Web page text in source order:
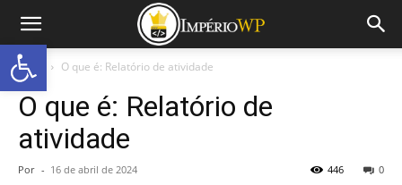
Início O que é: Relatório de atividade
O que é: Relatório de
atividade
Por - 16 de abril de 2024 0
446
Abrir a barra de ferramentas